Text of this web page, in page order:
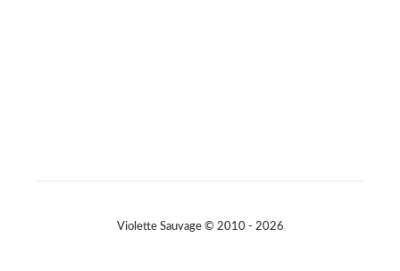
Violette Sauvage © 2010 - 2026